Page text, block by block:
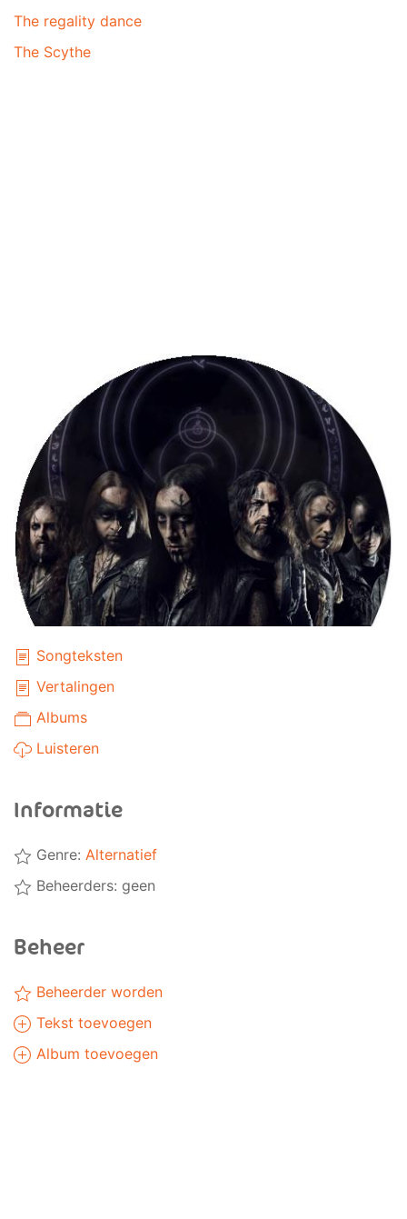
The regality dance
The Scythe
Songteksten
Vertalingen
Albums
Luisteren
Informatie
Genre: Alternatief
Beheerders: geen
Beheer
Beheerder worden
Tekst toevoegen
Album toevoegen